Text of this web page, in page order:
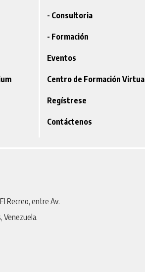
- Consultoria
- Formación
Eventos
Centro de Formación Virtual
Regístrese
Contáctenos
Recreo, entre Av.
Venezuela.